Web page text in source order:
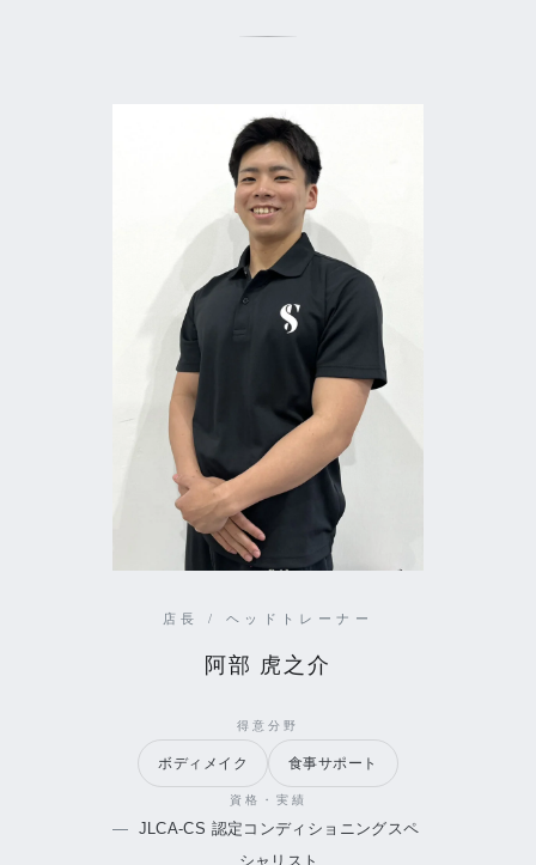
店長 / ヘッドトレーナー
阿部 虎之介
得意分野
ボディメイク 食事サポート
資格・実績
JLCA-CS 認定コンディショニングスペ
シャリスト